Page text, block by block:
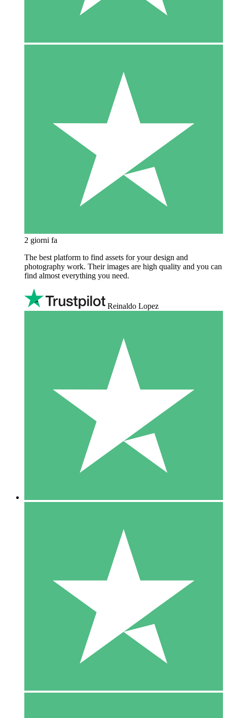
2 giorni fa
The best platform to find assets for your design and
photography work. Their images are high quality and you can
find almost everything you need.
Reinaldo Lopez